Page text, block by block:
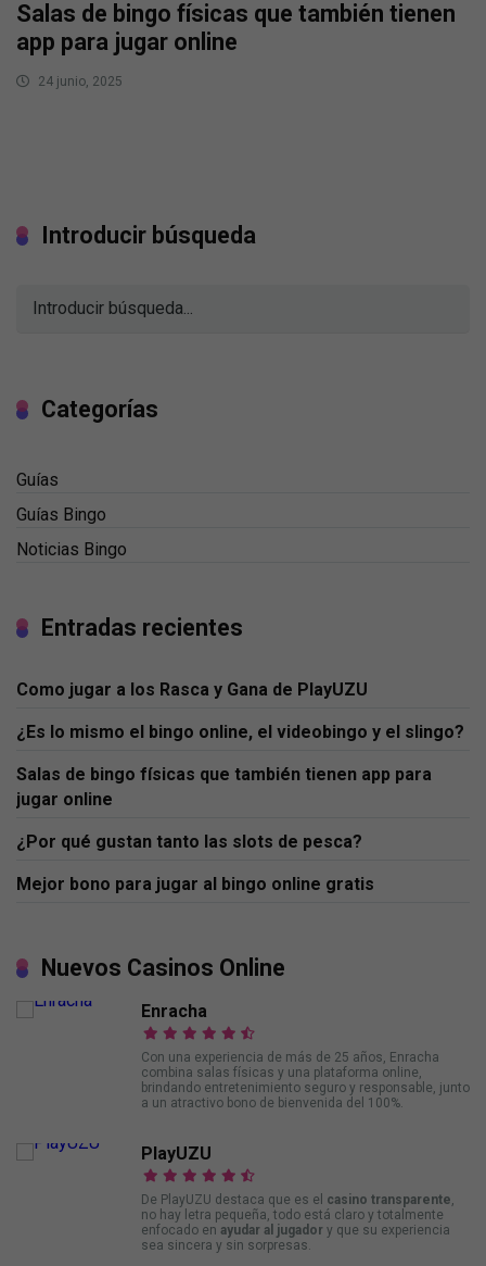
Salas de bingo físicas que también tienen
app para jugar online
24 junio, 2025
Introducir búsqueda
Categorías
Guías
Guías Bingo
Noticias Bingo
Entradas recientes
Como jugar a los Rasca y Gana de PlayUZU
¿Es lo mismo el bingo online, el videobingo y el slingo?
Salas de bingo físicas que también tienen app para
jugar online
¿Por qué gustan tanto las slots de pesca?
Mejor bono para jugar al bingo online gratis
Nuevos Casinos Online
Enracha
Con una experiencia de más de 25 años, Enracha
combina salas físicas y una plataforma online,
brindando entretenimiento seguro y responsable, junto
a un atractivo bono de bienvenida del 100%.
PlayUZU
De PlayUZU destaca que es el casino transparente
no hay letra pequeña, todo está claro y totalmente
enfocado en ayudar al jugador y que su experiencia
sea sincera y sin sorpresas.